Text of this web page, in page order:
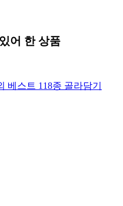
어 한 상품
베스트 118종 골라담기